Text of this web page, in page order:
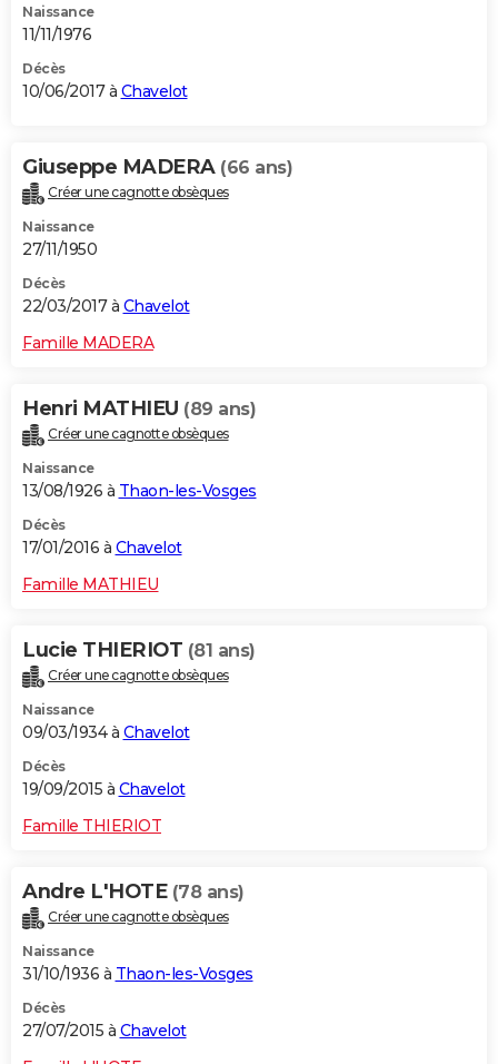
Naissance
11/11/1976
Décès
10/06/2017 à Chavelot
Giuseppe MADERA (66 ans)
Créer une cagnotte obsèques
Naissance
27/11/1950
Décès
22/03/2017 à Chavelot
Famille MADERA
Henri MATHIEU (89 ans)
Créer une cagnotte obsèques
Naissance
13/08/1926 à Thaon-les-Vosges
Décès
17/01/2016 à Chavelot
Famille MATHIEU
Lucie THIERIOT (81 ans)
Créer une cagnotte obsèques
Naissance
09/03/1934 à Chavelot
Décès
19/09/2015 à Chavelot
Famille THIERIOT
Andre L'HOTE (78 ans)
Créer une cagnotte obsèques
Naissance
31/10/1936 à Thaon-les-Vosges
Décès
27/07/2015 à Chavelot